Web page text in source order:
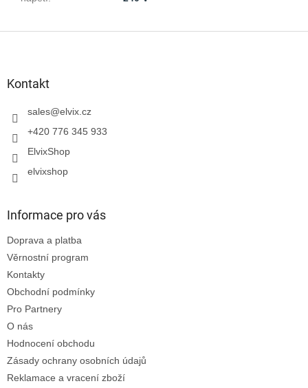
Kontakt
sales@elvix.cz
+420 776 345 933
ElvixShop
elvixshop
Informace pro vás
Doprava a platba
Věrnostní program
Kontakty
Obchodní podmínky
Pro Partnery
O nás
Hodnocení obchodu
Zásady ochrany osobních údajů
Reklamace a vracení zboží